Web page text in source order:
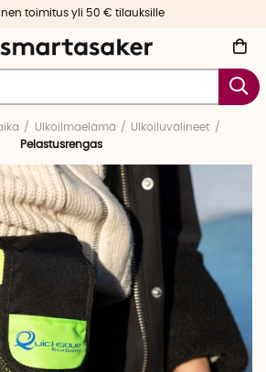
toimitus yli 50 € tilauksille
Ulkoilmaelämä
Ulkoiluvälineet
Pelastusrengas